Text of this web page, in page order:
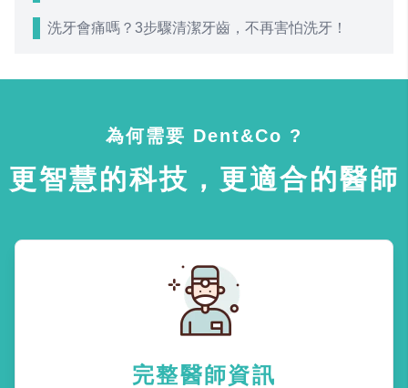
洗牙會痛嗎？3步驟清潔牙齒，不再害怕洗牙！
為何需要 Dent&Co ?
更智慧的科技，更適合的醫師
完整醫師資訊